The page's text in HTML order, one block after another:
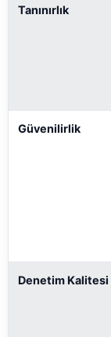
Tanınırlık
Güvenilirlik
Denetim Kalitesi